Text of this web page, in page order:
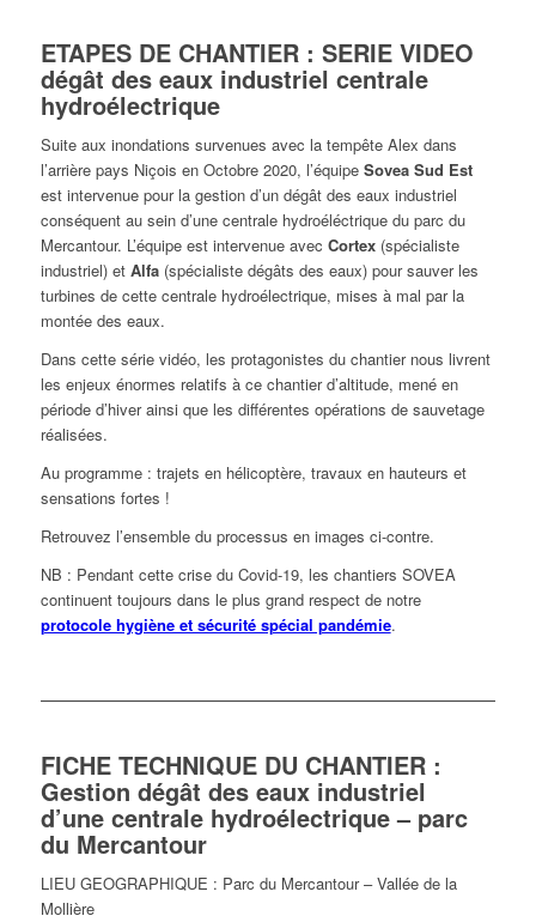
ETAPES DE CHANTIER : SERIE VIDEO
dégât des eaux industriel centrale
hydroélectrique
Suite aux inondations survenues avec la tempête Alex dans
l’arrière pays Niçois en Octobre 2020, l’équipe Sovea Sud Est
est intervenue pour la gestion d’un dégât des eaux industriel
conséquent au sein d’une centrale hydroéléctrique du parc du
Mercantour. L’équipe est intervenue avec Cortex(spécialiste
industriel) et Alfa(spécialiste dégâts des eaux) pour sauver les
turbines de cette centrale hydroélectrique, mises à mal par la
montée des eaux.
Dans cette série vidéo, les protagonistes du chantier nous livrent
les enjeux énormes relatifs à ce chantier d’altitude, mené en
période d’hiver ainsi que les différentes opérations de sauvetage
réalisées.
Au programme : trajets en hélicoptère, travaux en hauteurs et
sensations fortes !
Retrouvez l’ensemble du processus en images ci-contre.
NB : Pendant cette crise du Covid-19, les chantiers SOVEA
continuent toujours dans le plus grand respect de notre
protocole hygiène et sécurité spécial pandémie.
FICHE TECHNIQUE DU CHANTIER :
Gestion dégât des eaux industriel
d’une centrale hydroélectrique – parc
du Mercantour
LIEU GEOGRAPHIQUE : Parc du Mercantour – Vallée de la
Mollière